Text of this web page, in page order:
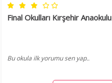
Final Okulları Kırşehir Anaokulu
Bu okula ilk yorumu sen yap..